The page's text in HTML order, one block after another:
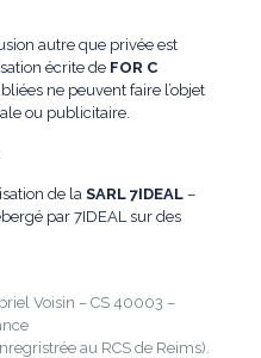
autre que privée est
écrite de FOR C
ne peuvent faire l’objet
ou publicitaire.
de la SARL 7IDEAL –
par 7IDEAL sur des
Voisin – CS 40003 –
au RCS de Reims).